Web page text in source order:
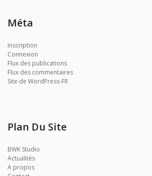
Méta
Inscription
Connexion
Flux des publications
Flux des commentaires
Site de WordPress-FR
Plan Du Site
BWK Studio
Actualités
A propos